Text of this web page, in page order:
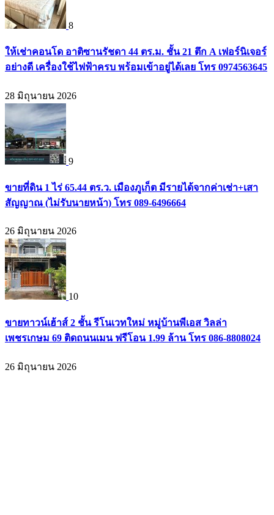
8
ให้เช่าคอนโด อาติซานรัชดา 44 ตร.ม. ชั้น 21 ตึก A เฟอร์นิเจอร์
อย่างดี เครื่องใช้ไฟฟ้าครบ พร้อมเข้าอยู่ได้เลย โทร 0974563645
28 มิถุนายน 2026
9
ขายที่ดิน 1 ไร่ 65.44 ตร.ว. เมืองภูเก็ต มีรายได้จากค่าเช่า+เสา
สัญญาณ (ไม่รับนายหน้า) โทร 089-6496664
26 มิถุนายน 2026
10
ขายทาวน์เฮ้าส์ 2 ชั้น รีโนเวทใหม่ หมู่บ้านพีเอส วิลล่า
เพชรเกษม 69 ติดถนนเมน ฟรีโอน 1.99 ล้าน โทร 086-8808024
26 มิถุนายน 2026